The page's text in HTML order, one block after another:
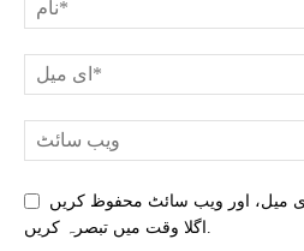
ای میل، اور ویب سائٹ محفوظ کریں